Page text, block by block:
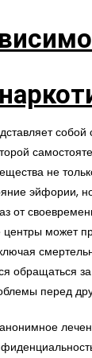
собой
не
эйфории,
от
центры может
обращаться
перед